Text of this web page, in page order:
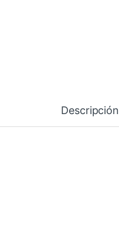
Descripción